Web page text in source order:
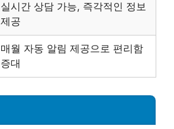
실시간 상담 가능, 즉각적인 정보
제공
매월 자동 알림 제공으로 편리함
증대